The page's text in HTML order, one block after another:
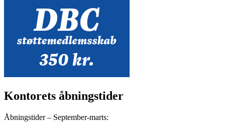
Kontorets åbningstider
Åbningstider – September-marts: